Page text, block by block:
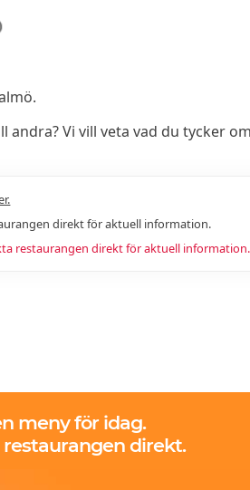
Vi vill veta vad du tycker
direkt för aktuell information.
restaurangen direkt för aktuell information.
meny för idag.
direkt.